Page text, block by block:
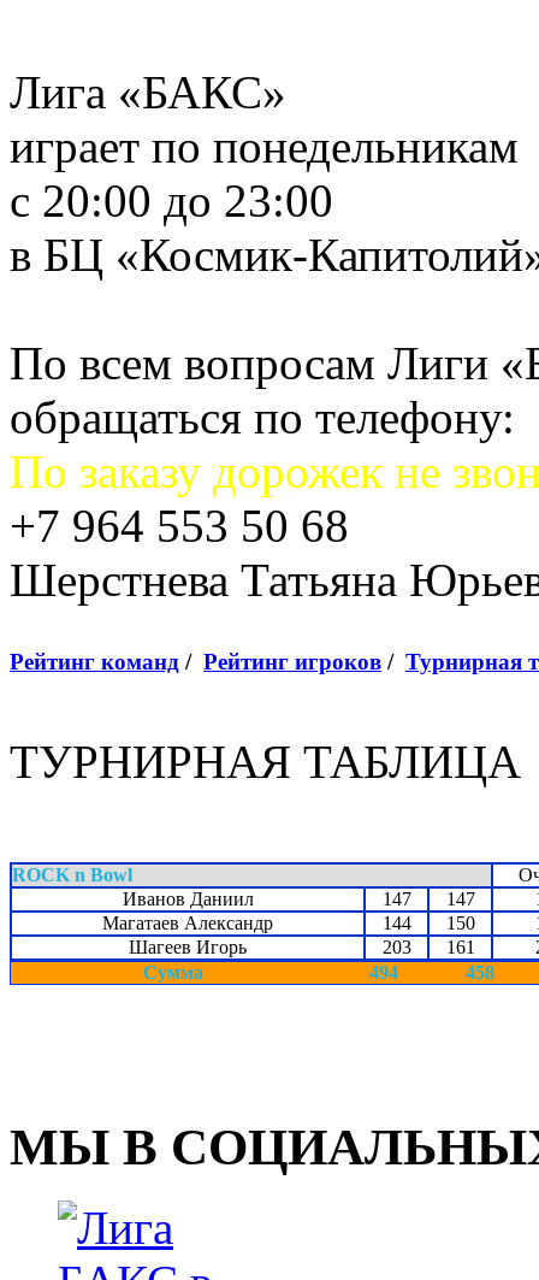
Лига «БАКС»
играет по понедельникам
с 20:00 до 23:00
в БЦ «Космик-
По всем вопросам Лиги
обращаться по телефону:
По заказу дорожек не
+7 964 553 50 68
Шерстнева Татьяна
Рейтинг команд / Рейтинг игроков / Турнирная
ТУРНИРНАЯ ТАБЛИЦА
ROCK n Bowl
Иванов Даниил
147 147
Магатаев Александр
144 150
Шагеев Игорь
203 161
Сумма
494 458
МЫ В